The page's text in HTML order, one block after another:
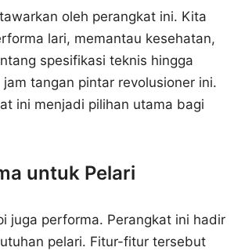
oleh perangkat ini. Kita
lari, memantau kesehatan,
spesifikasi teknis hingga
tangan pintar revolusioner ini.
ini menjadi pilihan utama bagi
untuk Pelari
juga performa. Perangkat ini hadir
pelari. Fitur-fitur tersebut